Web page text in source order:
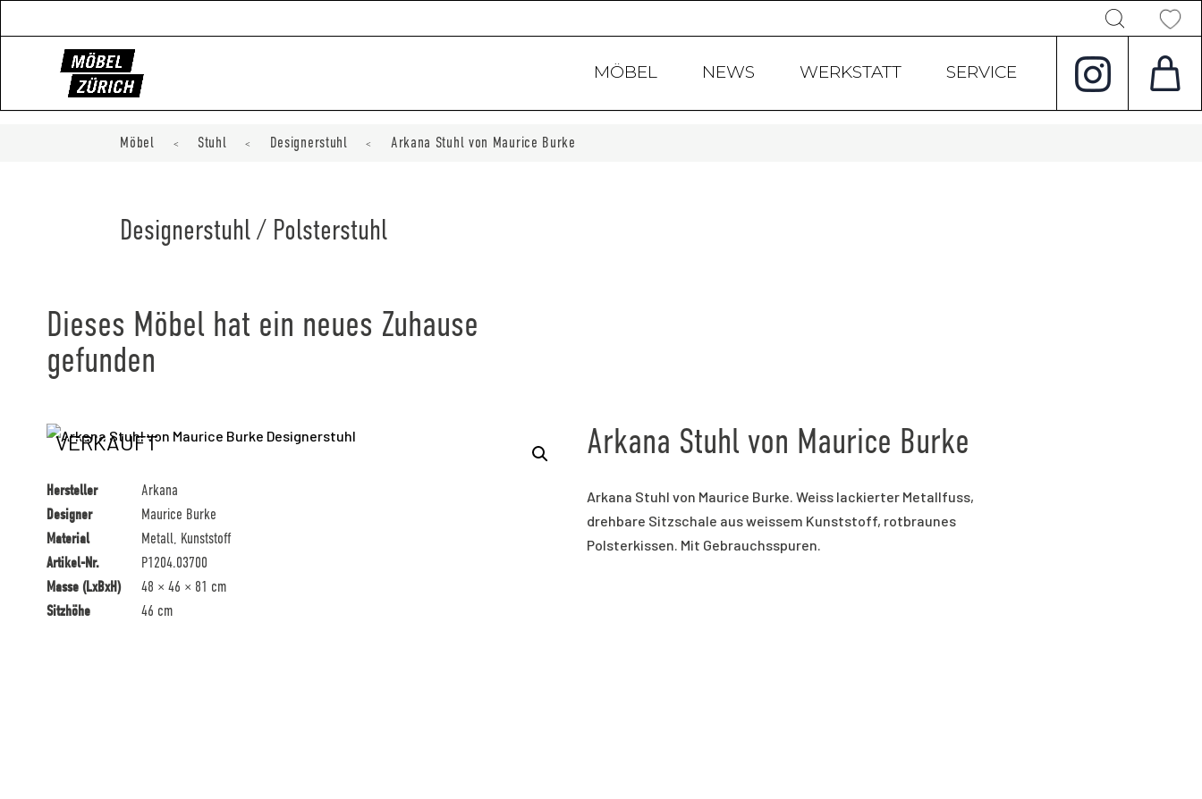
MÖBEL NEWS WERKSTATT SERVICE
Products
Möbel < Stuhl < Designerstuhl < Arkana Stuhl von Maurice Burke
Designerstuhl / Polsterstuhl
Dieses Möbel hat ein neues Zuhause
gefunden
VERKAUFT
Hersteller
Arkana
Designer
Maurice Burke
Material
Metall, Kunststoff
Artikel-Nr.
P1204.03700
Masse (LxBxH)
48 × 46 × 81 cm
Sitzhöhe
46 cm
Arkana Stuhl von Maurice Burke
Arkana Stuhl von Maurice Burke. Weiss lackierter Metallfuss,
drehbare Sitzschale aus weissem Kunststoff, rotbraunes
Polsterkissen. Mit Gebrauchsspuren.